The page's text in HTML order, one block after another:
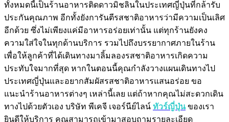
ทั้งหมดนี้เป็นร้านอาหารติดดาวมิชลินในประเทศญี่ปุ่นที่กล้ารับ
ประกันคุณภาพ อีกทั้งยังการันตีรสชาติอาหารว่ามีความเป็นเลิศ
อีกด้วย ซึ่งไม่เพียงแค่มีอาหารอร่อยเท่านั้น แต่ทุกร้านยังคง
ความใส่ใจในทุกด้านบริการ รวมไปถึงบรรยากาศภายในร้าน
เพื่อให้ลูกค้าที่ได้เดินทางมาลิ้มลองรสชาติอาหารเกิดความ
ประทับใจมากที่สุด หากในตอนนี้คุณกำลังวางแผนเดินทางไป
ประเทศญี่ปุ่นและอยากสัมผัสรสชาติอาหารแสนอร่อย ขอ
แนะนำร้านอาหารต่างๆ เหล่านี้เลย แต่ถ้าหากคุณไม่สะดวกเดิน
ทางไปด้วยตัวเอง บริษัท พีเคจี เจอร์นีย์ไลน์ ทัวร์ญี่ปุ่นของเรา
ยินดีให้บริการ คุณสามารถเข้ามาสอบถามรายละเอียด